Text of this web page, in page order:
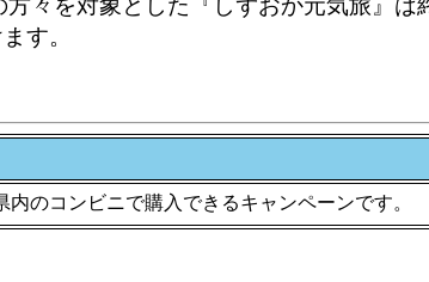
々を対象とした『しずおか元気旅』
す。
のコンビニで購入できるキャンペーンです。